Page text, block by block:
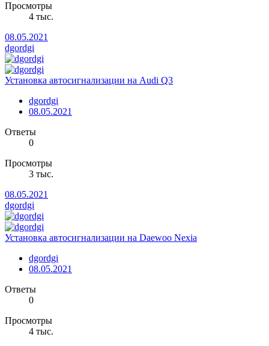
Просмотры
4 тыс.
08.05.2021
dgordgi
Установка автосигнализации на Audi Q3
dgordgi
08.05.2021
Ответы
0
Просмотры
3 тыс.
08.05.2021
dgordgi
Установка автосигнализации на Daewoo Nexia
dgordgi
08.05.2021
Ответы
0
Просмотры
4 тыс.